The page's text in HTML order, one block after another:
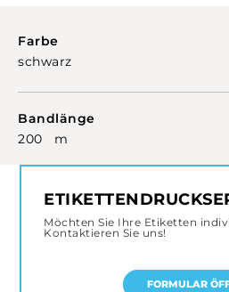
Farbe
schwarz
Bandlänge
200 m
Möchten Sie Ihre Etiketten
Kontaktieren Sie uns!
FORMULAR